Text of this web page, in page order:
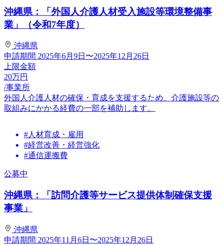
沖縄県：「外国人介護人材受入施設等環境整備事
業」（令和7年度）
沖縄県
申請期間 2025年6月9日〜2025年12月26日
上限金額
20万円
/事業所
外国人介護人材の確保・育成を支援するため、介護施設等の
取組みにかかる経費の一部を補助します。
#人材育成・雇用
#経営改善・経営強化
#通信運搬費
公募中
沖縄県：「訪問介護等サービス提供体制確保支援
事業」
沖縄県
申請期間 2025年11月6日〜2025年12月26日